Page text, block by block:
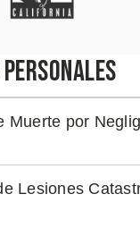
Personales
Muerte por
Lesiones